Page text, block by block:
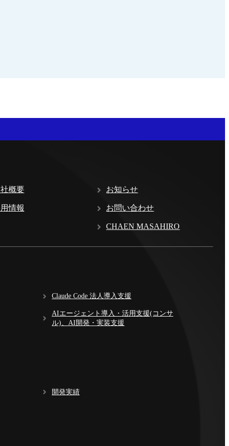
概要 お知らせ
情報 お問い合わせ
CHAEN MASAHIRO
Claude Code 法人導入支援
AIエージェント導入・活用支援(コンサ
ル)、AI開発・実装支援
開発実績